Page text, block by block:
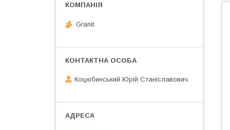
Granit
Коцюбинський Юрій Станіславович